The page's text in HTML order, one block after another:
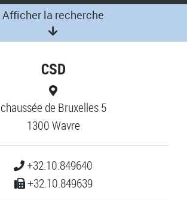
Afficher la recherche
CSD
chaussée de Bruxelles 5
1300 Wavre
+32.10.849640
+32.10.849639